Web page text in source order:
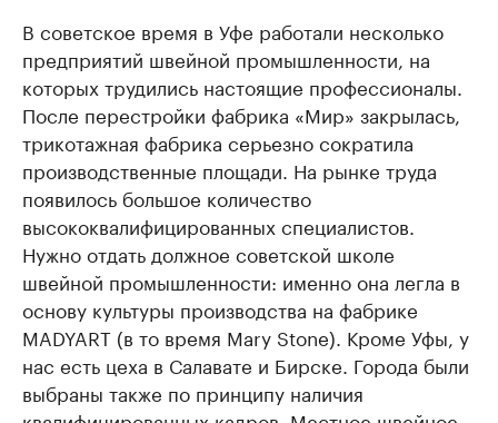
В советское время в Уфе работали несколько
предприятий швейной промышленности, на
которых трудились настоящие профессионалы.
После перестройки фабрика «Мир» закрылась,
трикотажная фабрика серьезно сократила
производственные площади. На рынке труда
появилось большое количество
высококвалифицированных специалистов.
Нужно отдать должное советской школе
швейной промышленности: именно она легла в
основу культуры производства на фабрике
MADYART (в то время Mary Stone). Кроме Уфы, у
нас есть цеха в Салавате и Бирске. Города были
выбраны также по принципу наличия